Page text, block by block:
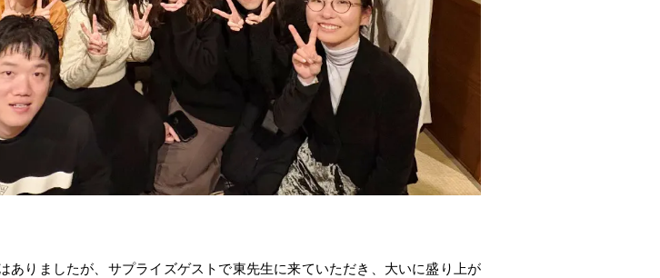
ありましたが、サプライズゲストで東先生に来ていただき、大いに盛り上が